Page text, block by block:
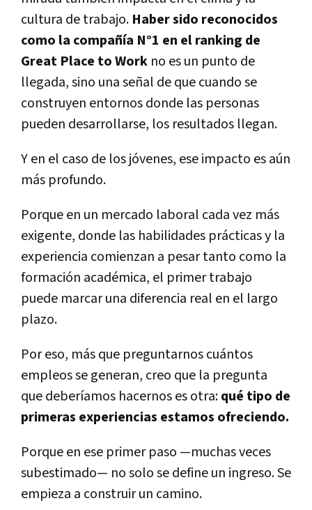
cultura de trabajo. Haber sido reconocidos
como la compañía N°1 en el ranking de
Great Place to Work no es un punto de
llegada, sino una señal de que cuando se
construyen entornos donde las personas
pueden desarrollarse, los resultados llegan.
Y en el caso de los jóvenes, ese impacto es aún
más profundo.
Porque en un mercado laboral cada vez más
exigente, donde las habilidades prácticas y la
experiencia comienzan a pesar tanto como la
formación académica, el primer trabajo
puede marcar una diferencia real en el largo
plazo.
Por eso, más que preguntarnos cuántos
empleos se generan, creo que la pregunta
que deberíamos hacernos es otra:qué tipo de
primeras experiencias estamos ofreciendo.
Porque en ese primer paso —muchas veces
subestimado— no solo se define un ingreso. Se
empieza a construir un camino.